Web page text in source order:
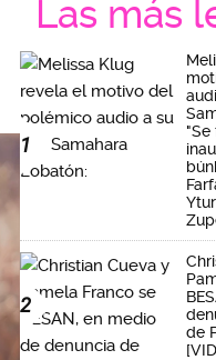
Las más
1
"Se
2
de